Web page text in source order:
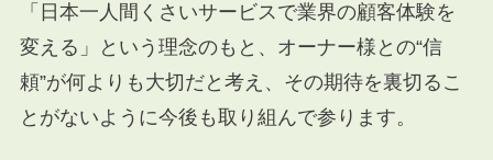
「日本一人間くさいサービスで業界の顧客体験を
変える」という理念のもと、オーナー様との“信
頼”が何よりも大切だと考え、その期待を裏切るこ
とがないように今後も取り組んで参ります。